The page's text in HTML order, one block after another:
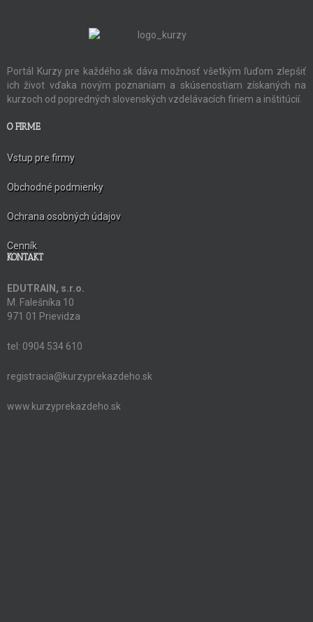
Portál Kurzy pre každého.sk dáva možnosť všetkým ľuďom zlepšiť
ich život vďaka novým poznaniam a skúsenostiam získaných na
kurzoch od popredných slovenských vzdelávacích firiem a inštitúcií.
O FIRME
Vstup pre firmy
Obchodné podmienky
Ochrana osobných údajov
Cenník
KONTAKT
EDUTRAIN, s.r.o.
M. Falešníka 10
971 01 Prievidza
tel: 0904 534 610
registracia@kurzyprekazdeho.sk
www.kurzyprekazdeho.sk